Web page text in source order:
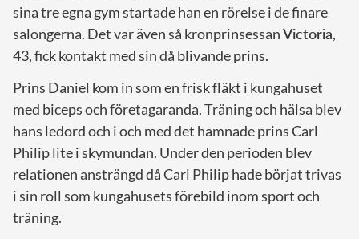
sina tre egna gym startade han en rörelse i de finare
salongerna. Det var även så kronprinsessanVictoria,
43, fick kontakt med sin då blivande prins.
Prins Daniel kom in som en frisk fläkt i kungahuset
med biceps och företagaranda. Träning och hälsa blev
hans ledord och i och med det hamnade prins Carl
Philip lite i skymundan. Under den perioden blev
relationen ansträngd då Carl Philip hade börjat trivas
i sin roll som kungahusets förebild inom sport och
träning.